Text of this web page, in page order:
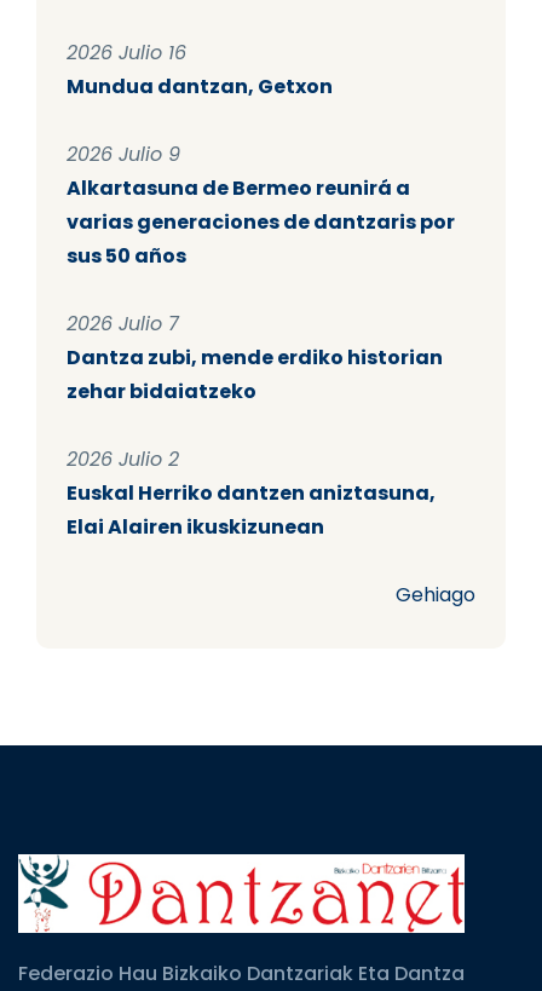
2026 Julio 16
Mundua dantzan, Getxon
2026 Julio 9
Alkartasuna de Bermeo reunirá a
varias generaciones de dantzaris por
sus 50 años
2026 Julio 7
Dantza zubi, mende erdiko historian
zehar bidaiatzeko
2026 Julio 2
Euskal Herriko dantzen aniztasuna,
Elai Alairen ikuskizunean
Gehiago
Federazio Hau Bizkaiko Dantzariak Eta Dantza